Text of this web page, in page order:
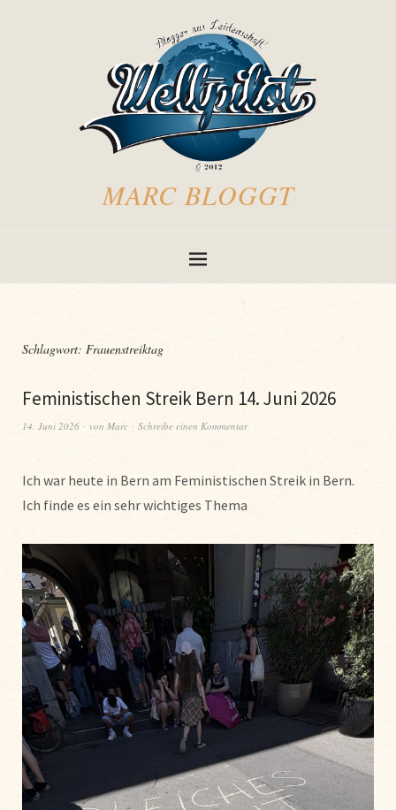
MARC BLOGGT
Schlagwort: Frauenstreiktag
Feministischen Streik Bern 14. Juni 2026
14. Juni 2026 von Marc Schreibe einen Kommentar
Ich war heute in Bern am Feministischen Streik in Bern.
Ich finde es ein sehr wichtiges Thema